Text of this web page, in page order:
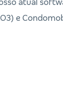
atual
e